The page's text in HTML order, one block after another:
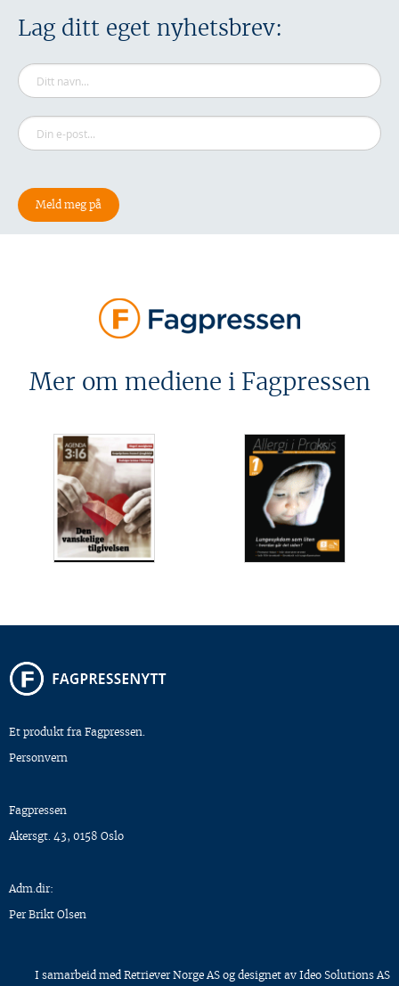
Lag ditt eget nyhetsbrev:
Mer om mediene i Fagpressen
Et produkt fra Fagpressen.
Personvern
Fagpressen
Akersgt. 43, 0158 Oslo
Adm.dir:
Per Brikt Olsen
I samarbeid med Retriever Norge AS og designet av Ideo Solutions AS